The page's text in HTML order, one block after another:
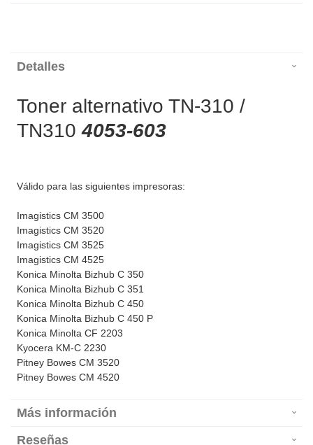
Detalles
Toner alternativo TN-310 /
TN3104053-603
Válido para las siguientes impresoras:
Imagistics CM 3500
Imagistics CM 3520
Imagistics CM 3525
Imagistics CM 4525
Konica Minolta Bizhub C 350
Konica Minolta Bizhub C 351
Konica Minolta Bizhub C 450
Konica Minolta Bizhub C 450 P
Konica Minolta CF 2203
Kyocera KM-C 2230
Pitney Bowes CM 3520
Pitney Bowes CM 4520
Más información
Reseñas